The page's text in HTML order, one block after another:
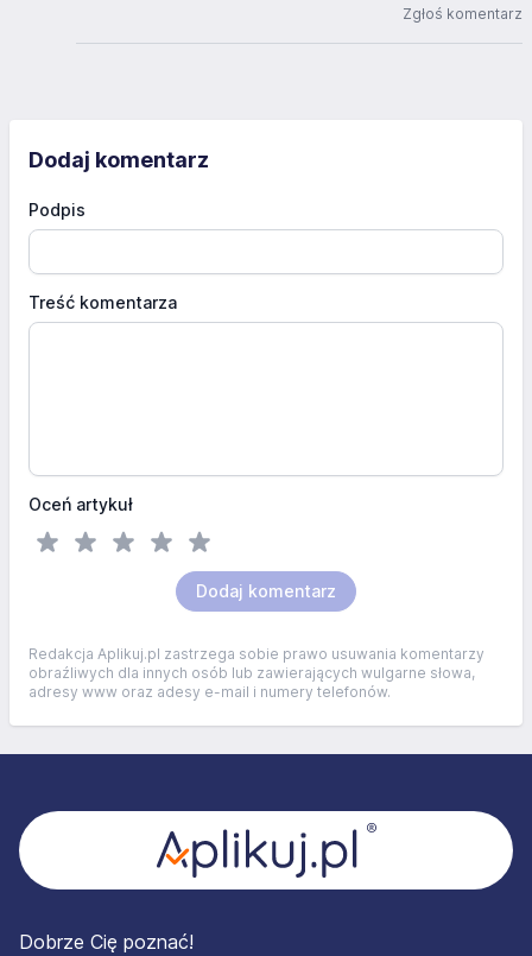
Zgłoś komentarz
Dodaj komentarz
Podpis
Treść komentarza
Oceń artykuł
Dodaj komentarz
Redakcja Aplikuj.pl zastrzega sobie prawo usuwania komentarzy
obraźliwych dla innych osób lub zawierających wulgarne słowa,
adresy www oraz adesy e-mail i numery telefonów.
Dobrze Cię poznać!